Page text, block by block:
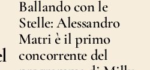
Ballando con le
Stelle: Alessandro
Matri è il primo
concorrente del